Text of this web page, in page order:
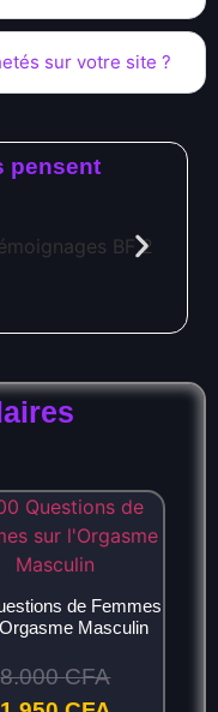
sur votre site ?
pensent
de Femmes
Masculin
8.000CFA